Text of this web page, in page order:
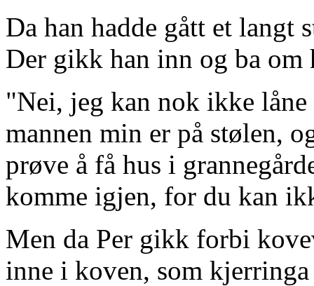
Da han hadde gått et langt
Der gikk han inn og ba om
"Nei, jeg kan nok ikke
mannen min er på stølen,
prøve å få hus i
komme igjen, for du kan
Men da Per gikk forbi
inne i koven, som